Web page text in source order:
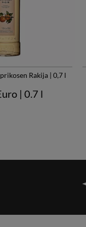
Rakija | 0,7 l
| 0.7 l